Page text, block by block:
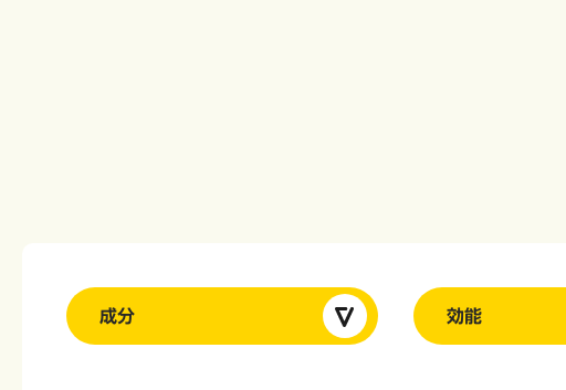
成分 効能